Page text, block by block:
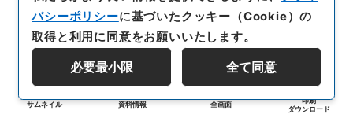
サムネイル 資料情報 全画面
印刷
ダウンロード
バシーポリシーに基づいたクッキー（Cookie）の
取得と利用に同意をお願いいたします。
必要最小限 全て同意